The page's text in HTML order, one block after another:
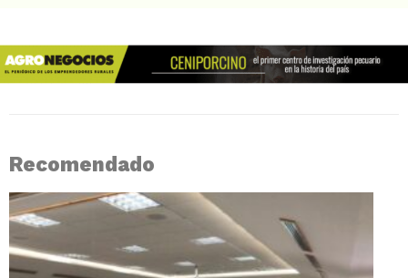
Recomendado